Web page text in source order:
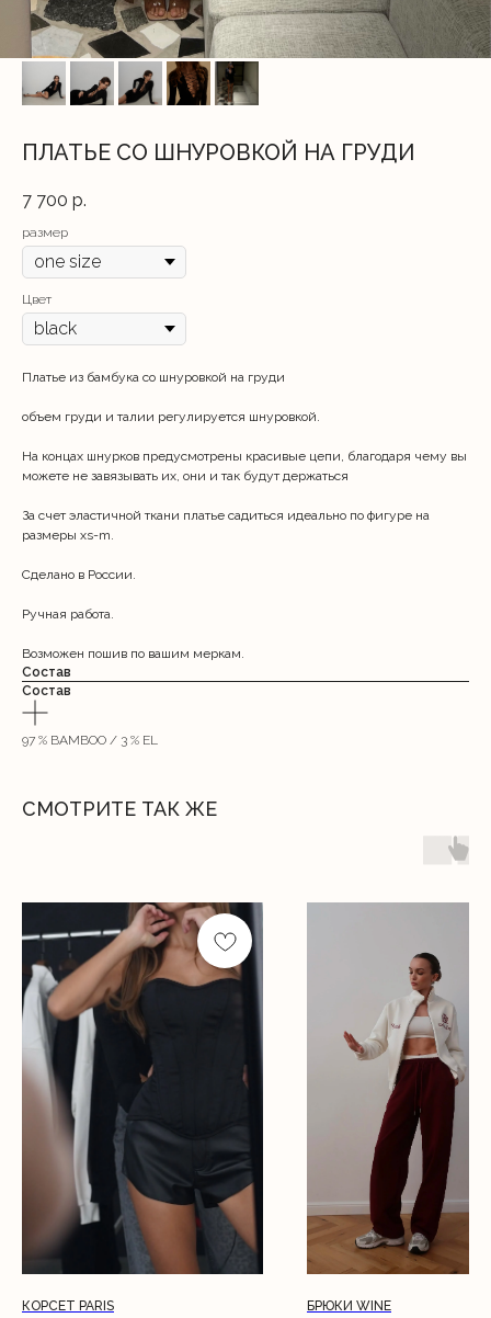
ПЛАТЬЕ СО ШНУРОВКОЙ НА ГРУДИ
7 700 р.
размер
Цвет
Платье из бамбука со шнуровкой на груди
объем груди и талии регулируется шнуровкой.
На концах шнурков предусмотрены красивые цепи, благодаря чему вы
можете не завязывать их, они и так будут держаться
За счет эластичной ткани платье садиться идеально по фигуре на
размеры xs-m.
Сделано в России.
Ручная работа.
Возможен пошив по вашим меркам.
Состав
Состав
97 % BAMBOO / 3 % EL
СМОТРИТЕ ТАК ЖЕ
КОРСЕТ PARIS БРЮКИ WINE